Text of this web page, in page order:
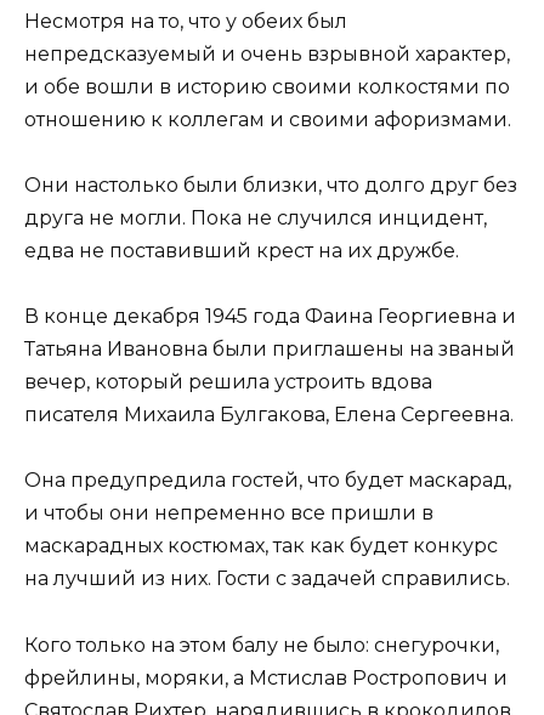
Несмотря на то, что у обеих был
непредсказуемый и очень взрывной характер,
и обе вошли в историю своими колкостями по
отношению к коллегам и своими афоризмами.
Они настолько были близки, что долго друг без
друга не могли. Пока не случился инцидент,
едва не поставивший крест на их дружбе.
В конце декабря 1945 года Фаина Георгиевна и
Татьяна Ивановна были приглашены на званый
вечер, который решила устроить вдова
писателя Михаила Булгакова, Елена Сергеевна.
Она предупредила гостей, что будет маскарад,
и чтобы они непременно все пришли в
маскарадных костюмах, так как будет конкурс
на лучший из них. Гости с задачей справились.
Кого только на этом балу не было: снегурочки,
фрейлины, моряки, а Мстислав Ростропович и
Святослав Рихтер, нарядившись в крокодилов,